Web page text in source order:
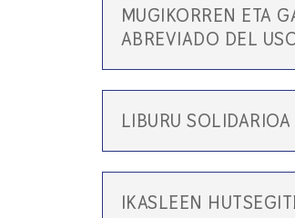
MUGIKORREN ETA
ABREVIADO DEL
LIBURU
IKASLEEN